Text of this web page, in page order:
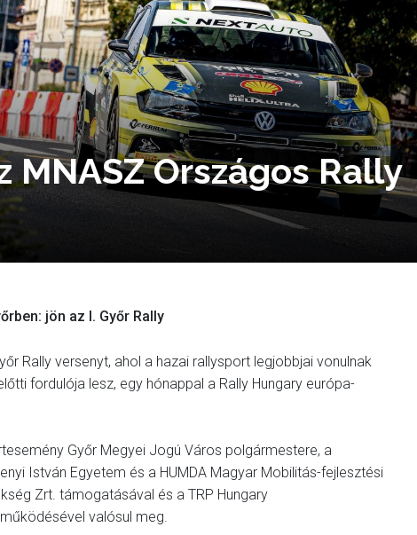
Országos Rally
jön az I. Győr Rally
Rally versenyt, ahol a hazai rallysport legjobbjai vonulnak
fordulója lesz, egy hónappal a Rally Hungary európa-
Győr Megyei Jogú Város polgármestere, a
István Egyetem és a HUMDA Magyar Mobilitás-fejlesztési
Zrt. támogatásával és a TRP Hungary
valósul meg.